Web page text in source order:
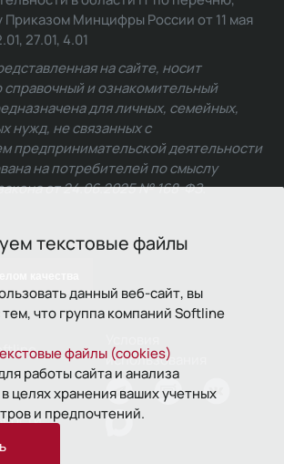
текстовые файлы
данный веб-сайт, вы
что группа компаний Softline
файлы (cookies)
работы сайта и анализа
целях хранения ваших учетных
и предпочтений.
качества
Минцифры России от 11 мая
27.01, 4.01
на сайте, носит
и ознакомительный
для личных, семейных,
нужд, не связанных с
предпринимательской деятельности
на потребителей по смыслу
от 24.06.2025 № 168-ФЗ.
использования